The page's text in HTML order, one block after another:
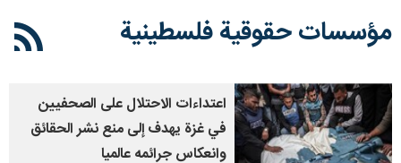
مؤسسات حقوقية فلسطينية
اعتداءات الاحتلال على الصحفيين
في غزة يهدف إلى منع نشر الحقائق
وانعكاس جرائمه عالميا